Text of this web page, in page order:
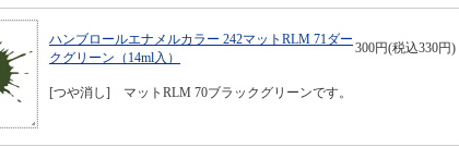
ハンブロールエナメルカラー 242マットRLM 71ダー
クグリーン（14ml入）
300円(税込330円)
[つや消し] マットRLM 70ブラックグリーンです。